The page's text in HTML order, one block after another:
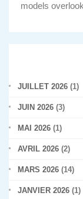
models
JUILLET 2026 (1)
JUIN 2026 (3)
MAI 2026 (1)
AVRIL 2026 (2)
MARS 2026 (14)
JANVIER 2026 (1)